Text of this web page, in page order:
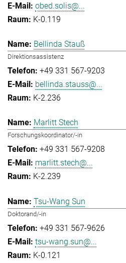
obed.solis@...
K-0.119
Bellinda Stauß
Direktionsassistenz
+49 331 567-9203
bellinda.stauss@...
K-2.236
Marlitt Stech
Forschungskoordinator/-in
+49 331 567-9208
marlitt.stech@...
K-2.239
Tsu-Wang Sun
Doktorand/-in
+49 331 567-9626
tsu-wang.sun@...
K-0.121